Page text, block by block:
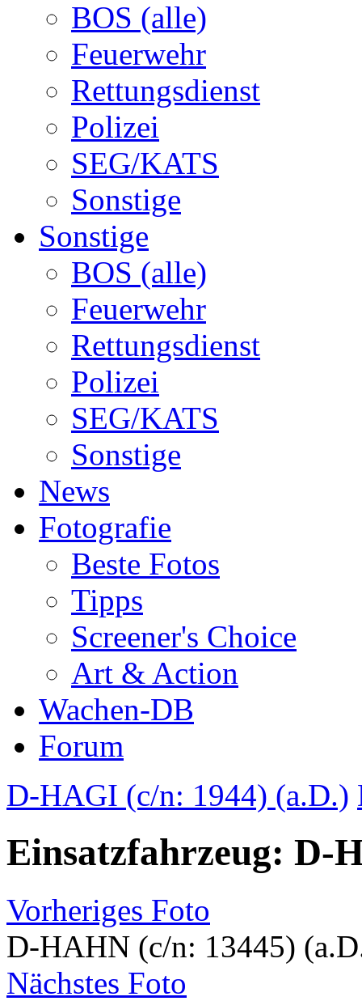
BOS (alle)
Feuerwehr
Rettungsdienst
Polizei
SEG/KATS
Sonstige
Sonstige
BOS (alle)
Feuerwehr
Rettungsdienst
Polizei
SEG/KATS
Sonstige
News
Fotografie
Beste Fotos
Tipps
Screener's Choice
Art & Action
Wachen-DB
Forum
D-HAGI (c/n: 1944) (a.D.)
Einsatzfahrzeug: D-
Vorheriges Foto
D-HAHN (c/n: 13445)
Nächstes Foto